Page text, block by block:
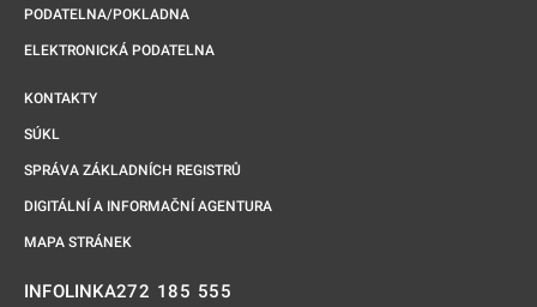
PODATELNA/POKLADNA
ELEKTRONICKÁ PODATELNA
KONTAKTY
SÚKL
SPRÁVA ZÁKLADNÍCH REGISTRŮ
DIGITÁLNÍ A INFORMAČNÍ AGENTURA
MAPA STRÁNEK
INFOLINKA272 185 555